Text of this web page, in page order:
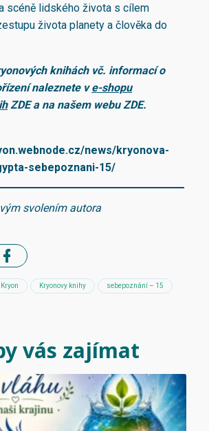
scéně lidského života s cílem
života planety a člověka do
knihách vč. informací o
naleznete ve-shopu
ZDEa na našem webuZDE.
news/kryonova-
sebepoznani-15/
svolením autora
Kryon Kryonovy knihy sebepoznání – 15
vás zajímat